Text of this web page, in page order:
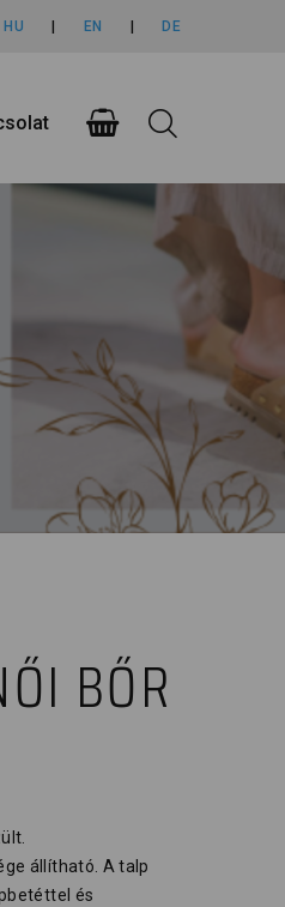
HU EN DE
BŐR
állítható. A talp
és